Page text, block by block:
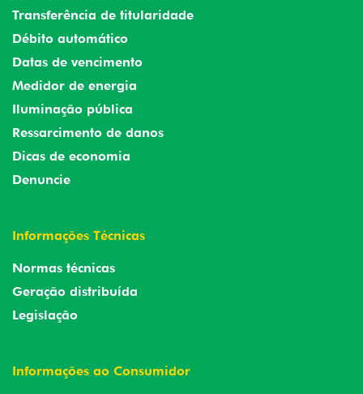
Transferência de titularidade
Débito automático
Datas de vencimento
Medidor de energia
Iluminação pública
Ressarcimento de danos
Dicas de economia
Denuncie
Informações Técnicas
Normas técnicas
Geração distribuída
Legislação
Informações ao Consumidor